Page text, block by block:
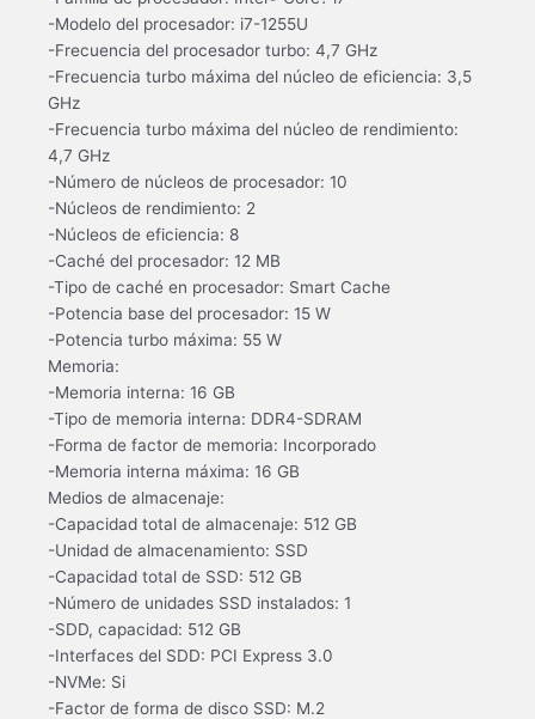
-Modelo del procesador: i7-1255U
-Frecuencia del procesador turbo: 4,7 GHz
-Frecuencia turbo máxima del núcleo de eficiencia: 3,5
GHz
-Frecuencia turbo máxima del núcleo de rendimiento:
4,7 GHz
-Número de núcleos de procesador: 10
-Núcleos de rendimiento: 2
-Núcleos de eficiencia: 8
-Caché del procesador: 12 MB
-Tipo de caché en procesador: Smart Cache
-Potencia base del procesador: 15 W
-Potencia turbo máxima: 55 W
Memoria:
-Memoria interna: 16 GB
-Tipo de memoria interna: DDR4-SDRAM
-Forma de factor de memoria: Incorporado
-Memoria interna máxima: 16 GB
Medios de almacenaje:
-Capacidad total de almacenaje: 512 GB
-Unidad de almacenamiento: SSD
-Capacidad total de SSD: 512 GB
-Número de unidades SSD instalados: 1
-SDD, capacidad: 512 GB
-Interfaces del SDD: PCI Express 3.0
-NVMe: Si
-Factor de forma de disco SSD: M.2